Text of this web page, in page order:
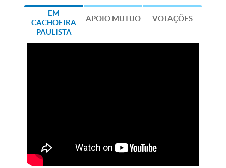
EM
CACHOEIRA
PAULISTA
APOIO MÚTUO VOTAÇÕES